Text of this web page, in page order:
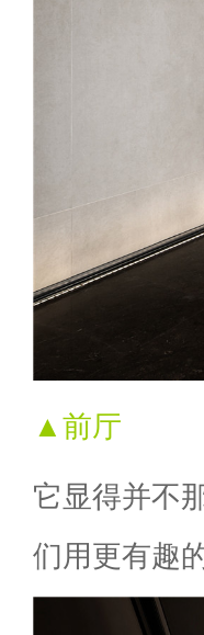
▲前厅
它显得并不
们用更有趣